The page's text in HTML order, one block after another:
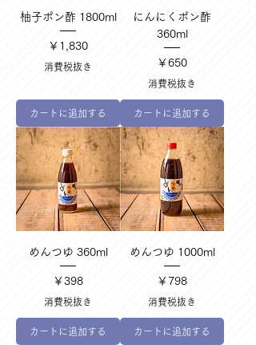
柚子ポン酢 1800ml
価格
￥1,830
消費税抜き
カートに追加する
にんにくポン酢
360ml
価格
￥650
消費税抜き
カートに追加する
めんつゆ 360ml
価格
￥398
消費税抜き
カートに追加する
めんつゆ 1000ml
価格
￥798
消費税抜き
カートに追加する